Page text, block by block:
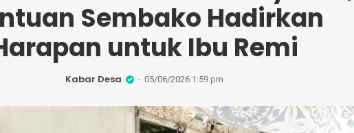
Sembako Hadirkan
untuk Ibu Remi
Kabar Desa 05/06/2026 1:59 pm